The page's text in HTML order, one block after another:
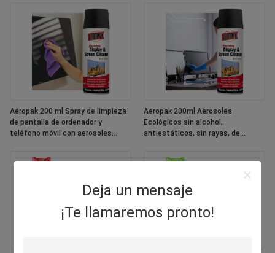
Deja un mensaje
¡Te llamaremos pronto!
Aeropak 200 ml Spray de limpieza
de pantalla de ordenador y
teléfono móvil con aerosoles
Aeropak 200ml Aerosoles
Ecológicos sin alcohol,
antiestáticos, sin rayas, de
pantalla de colores personalizada